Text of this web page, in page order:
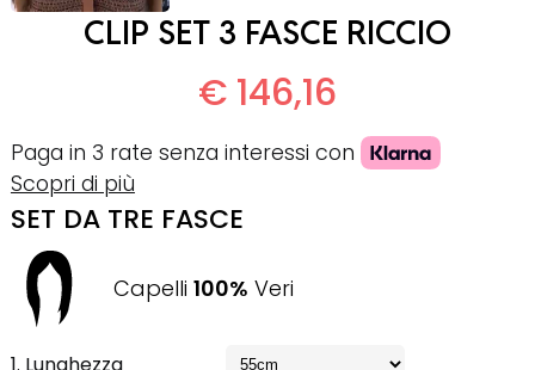
CLIP SET 3 FASCE RICCIO
€ 146,16
Paga in 3 rate senza interessi con
Scopri di più
SET DA TRE FASCE
Capelli 100% Veri
1. Lunghezza